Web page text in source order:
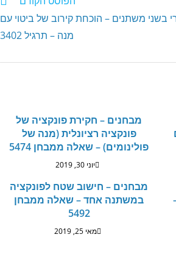
בשני משתנים – הוכחת קירוב של ביטוי עם
מנה – תרגיל 3402
מבחנים – חקירת פונקציה של
פונקציה רציונלית (מנה של
פולינומים) – שאלה ממבחן 5474
יוני 30, 2019
מבחנים – חישוב שטח לפונקציה
במשתנה אחד – שאלה ממבחן
5492
מאי 25, 2019